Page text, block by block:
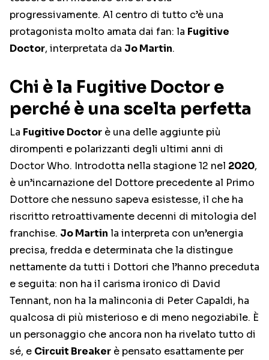
progressivamente. Al centro di tutto c’è una
protagonista molto amata dai fan: la Fugitive
Doctor, interpretata da Jo Martin.
Chi è la Fugitive Doctor e
perché è una scelta perfetta
La Fugitive Doctor è una delle aggiunte più
dirompenti e polarizzanti degli ultimi anni di
Doctor Who. Introdotta nella stagione 12 nel 2020,
è un’incarnazione del Dottore precedente al Primo
Dottore che nessuno sapeva esistesse, il che ha
riscritto retroattivamente decenni di mitologia del
franchise. Jo Martin la interpreta con un’energia
precisa, fredda e determinata che la distingue
nettamente da tutti i Dottori che l’hanno preceduta
e seguita: non ha il carisma ironico di David
Tennant, non ha la malinconia di Peter Capaldi, ha
qualcosa di più misterioso e di meno negoziabile. È
un personaggio che ancora non ha rivelato tutto di
sé, e Circuit Breaker è pensato esattamente per